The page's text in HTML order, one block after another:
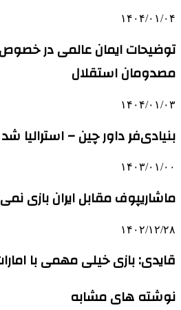
۱۴۰۴/۰۱/۰۴
توضیحات ایمان عالمی در
مصدومان استقلال
۱۴۰۴/۰۱/۰۳
بنیادی‌فر داور چین – استرالیا شد
۱۴۰۳/۰۱/۰۰
ماشاریپوف مقابل ایران بازی
۱۴۰۲/۱۲/۲۸
قایدی: بازی خیلی مهمی با
نوشته های مشابه